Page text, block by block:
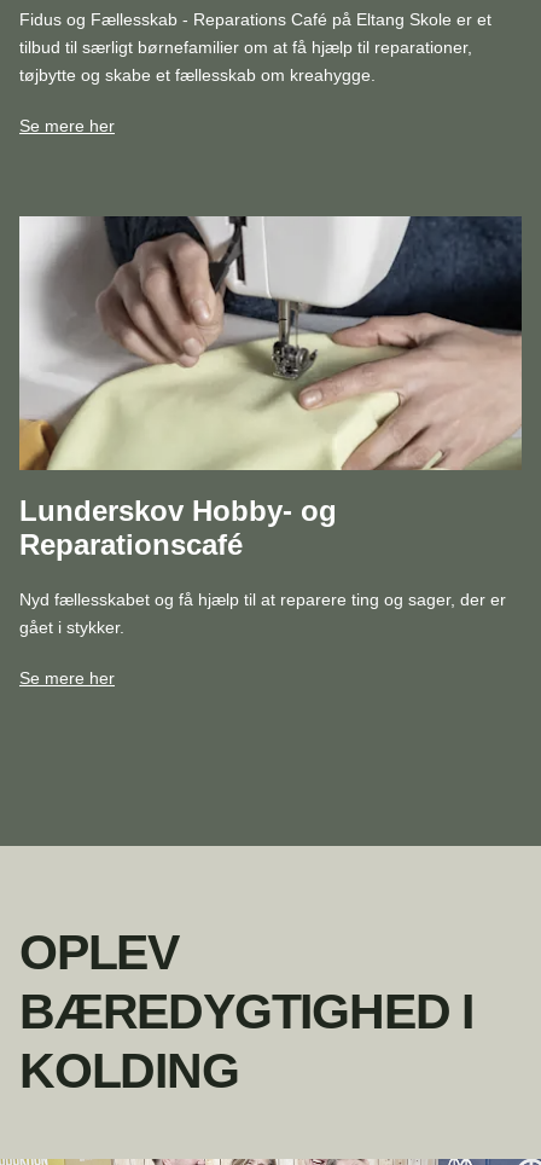
Fidus og Fællesskab - Reparations Café på Eltang Skole er et
tilbud til særligt børnefamilier om at få hjælp til reparationer,
tøjbytte og skabe et fællesskab om kreahygge.
Se mere her
Lunderskov Hobby- og
Reparationscafé
Nyd fællesskabet og få hjælp til at reparere ting og sager, der er
gået i stykker.
Se mere her
OPLEV
BÆREDYGTIGHED I
KOLDING